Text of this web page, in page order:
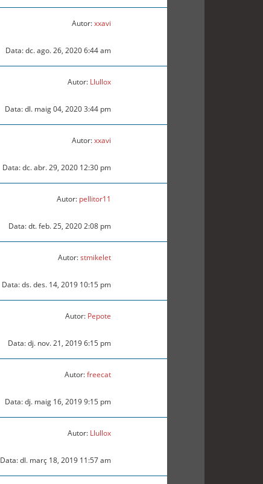
Autor:xxavi
Data: dc. ago. 26, 2020 6:44 am
Autor: Llullox
Data: dl. maig 04, 2020 3:44 pm
Autor:xxavi
Data: dc. abr. 29, 2020 12:30 pm
Autor: pellitor11
Data: dt. feb. 25, 2020 2:08 pm
Autor:stmikelet
Data: ds. des. 14, 2019 10:15 pm
Autor: Pepote
Data: dj. nov. 21, 2019 6:15 pm
Autor:freecat
Data: dj. maig 16, 2019 9:15 pm
Autor: Llullox
Data: dl. març 18, 2019 11:57 am